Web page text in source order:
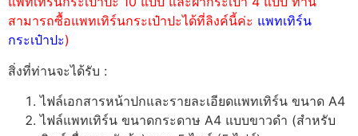
สามารถซื้อแพทเทิร์นกระเป๋าปะได้ที่ลิงค์นี้ค่ะ แพทเทิร์น
กระเป๋าปะ)
สิ่งที่ท่านจะได้รับ :
ไฟล์เอกสารหน้าปกและรายละเอียดแพทเทิร์น ขนาด A4
ไฟล์แพทเทิร์น ขนาดกระดาษ A4 แบบขาวดำ (สำหรับ